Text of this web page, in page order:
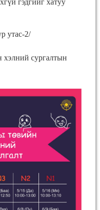
гэдгийг хатуу
утас-2/
сургалтын